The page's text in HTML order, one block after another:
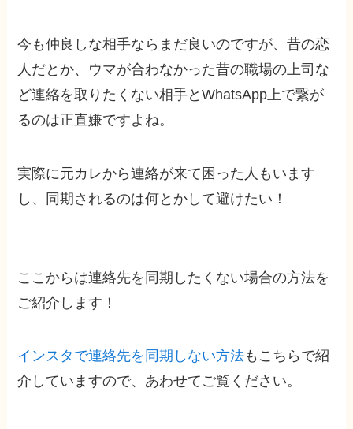
今も仲良しな相手ならまだ良いのですが、昔の恋
人だとか、ウマが合わなかった昔の職場の上司な
ど連絡を取りたくない相手とWhatsApp上で繋が
るのは正直嫌ですよね。
実際に元カレから連絡が来て困った人もいます
し、同期されるのは何とかして避けたい！
ここからは連絡先を同期したくない場合の方法を
ご紹介します！
インスタで連絡先を同期しない方法もこちらで紹
介していますので、あわせてご覧ください。